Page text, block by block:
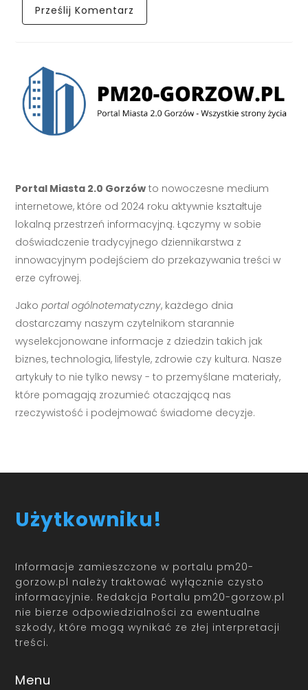
Portal Miasta 2.0 Gorzów to nowoczesne medium
internetowe, które od 2024 roku aktywnie kształtuje
lokalną przestrzeń informacyjną. Łączymy w sobie
doświadczenie tradycyjnego dziennikarstwa z
innowacyjnym podejściem do przekazywania treści w
erze cyfrowej.
Jakoportal ogólnotematyczny, każdego dnia
dostarczamy naszym czytelnikom starannie
wyselekcjonowane informacje z dziedzin takich jak
biznes, technologia, lifestyle, zdrowie czy kultura. Nasze
artykuły to nie tylko newsy - to przemyślane materiały,
które pomagają zrozumieć otaczającą nas
rzeczywistość i podejmować świadome decyzje.
Użytkowniku!
Informacje zamieszczone w portalu pm20-
gorzow.pl należy traktować wyłącznie czysto
informacyjnie. Redakcja Portalu pm20-gorzow.pl
nie bierze odpowiedzialności za ewentualne
szkody, które mogą wynikać ze złej interpretacji
treści.
Menu